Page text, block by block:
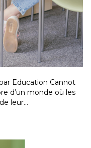
de la guerre, des
de
Education Cannot
d’un monde où les
leur…